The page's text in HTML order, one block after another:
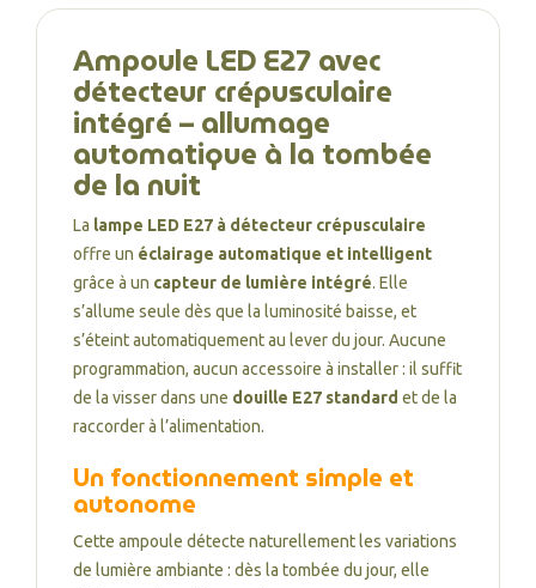
Ampoule LED E27 avec
détecteur crépusculaire
intégré – allumage
automatique à la tombée
de la nuit
La lampe LED E27 à détecteur crépusculaire
offre un éclairage automatique et intelligent
grâce à un capteur de lumière intégré. Elle
s’allume seule dès que la luminosité baisse, et
s’éteint automatiquement au lever du jour. Aucune
programmation, aucun accessoire à installer : il suffit
de la visser dans une douille E27 standard et de la
raccorder à l’alimentation.
Un fonctionnement simple et
autonome
Cette ampoule détecte naturellement les variations
de lumière ambiante : dès la tombée du jour, elle